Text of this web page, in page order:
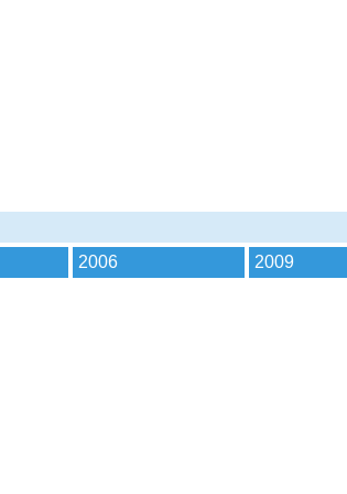
2006 2009